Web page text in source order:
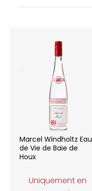
Marcel Windholtz Eau
de Vie de Baie de
Houx
Uniquement en